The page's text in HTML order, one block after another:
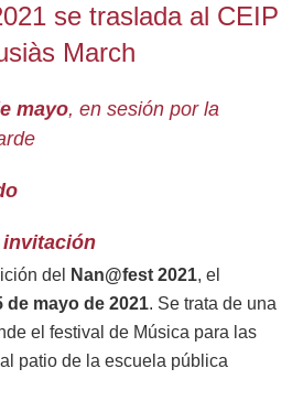
se traslada al CEIP
March
mayo, en sesión por la
invitación
del Nan@fest 2021, el
de mayo de 2021. Se trata de una
el festival de Música para las
patio de la escuela pública